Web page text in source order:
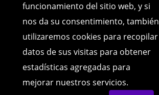
funcionamiento del sitio web, y si
nos da su consentimiento, también
utilizaremos cookies para recopilar
datos de sus visitas para obtener
estadísticas agregadas para
mejorar nuestros servicios.